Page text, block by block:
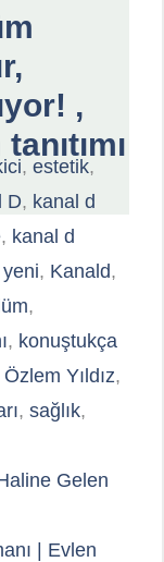
,
, estetik,
D, kanal d
, kanal d
, Kanald,
,
, konuştukça
Özlem Yıldız,
, sağlık,
Gelen
| Evlen